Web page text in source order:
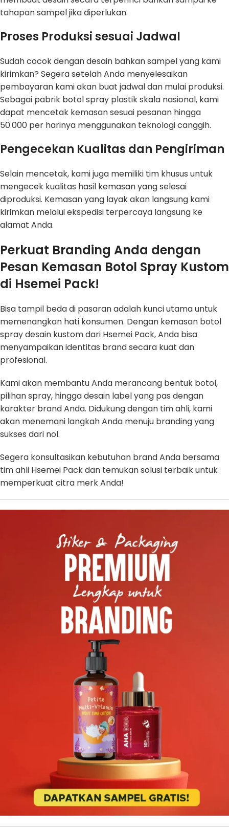
tahapan sampel jika diperlukan.
Proses Produksi sesuai Jadwal
Sudah cocok dengan desain bahkan sampel yang kami
kirimkan? Segera setelah Anda menyelesaikan
pembayaran kami akan buat jadwal dan mulai produksi.
Sebagai pabrik botol spray plastik skala nasional, kami
dapat mencetak kemasan sesuai pesanan hingga
50.000 per harinya menggunakan teknologi canggih.
Pengecekan Kualitas dan Pengiriman
Selain mencetak, kami juga memiliki tim khusus untuk
mengecek kualitas hasil kemasan yang selesai
diproduksi. Kemasan yang layak akan langsung kami
kirimkan melalui ekspedisi terpercaya langsung ke
alamat Anda.
Perkuat Branding Anda dengan
Pesan Kemasan Botol Spray Kustom
di Hsemei Pack!
Bisa tampil beda di pasaran adalah kunci utama untuk
memenangkan hati konsumen. Dengan kemasan botol
spray desain kustom dari Hsemei Pack, Anda bisa
menyampaikan identitas brand secara kuat dan
profesional.
Kami akan membantu Anda merancang bentuk botol,
pilihan spray, hingga desain label yang pas dengan
karakter brand Anda. Didukung dengan tim ahli, kami
akan menemani langkah Anda menuju branding yang
sukses dari nol.
Segera konsultasikan kebutuhan brand Anda bersama
tim ahli Hsemei Pack dan temukan solusi terbaik untuk
memperkuat citra merk Anda!